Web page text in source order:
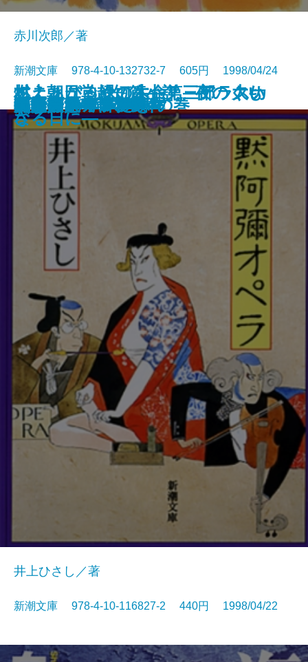
プリズンの満月
義男の青春・別離
イニュニック［生命］―アラスカ
の原野を旅する―
生きものたちの部屋
町でいちばんの美女
こころの処方箋
父と子
明治の人物誌
陋巷に在り〔3〕媚の巻
子子家庭は大当り！
赤川次郎／著
新潮文庫 978-4-10-132732-7 605円 1998/04/24
黙阿彌オペラ
井上ひさし／著
新潮文庫 978-4-10-116827-2 440円 1998/04/22
海は涸いていた
花盗人
大博打
白い犬とワルツを
日々の泡
村上朝日堂超短篇小説 夜のくも
ざる
燃えあがる緑の木―第三部 大い
なる日に―
無能の人・日の戯れ
ホリー・ガーデン